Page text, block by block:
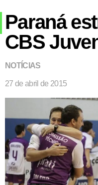
Paraná
CBS
NOTÍCIAS
27 de abril de 2015